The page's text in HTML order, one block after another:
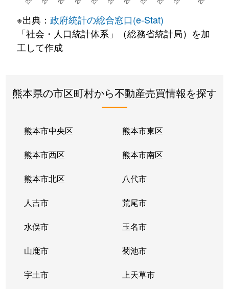
※出典： 政府統計の総合窓口(e-Stat)
「社会・人口統計体系」（総務省統計局）を加
工して作成
熊本県の市区町村から不動産売買情報を探す
熊本市中央区 熊本市東区
熊本市西区 熊本市南区
熊本市北区 八代市
人吉市 荒尾市
水俣市 玉名市
山鹿市 菊池市
宇土市 上天草市